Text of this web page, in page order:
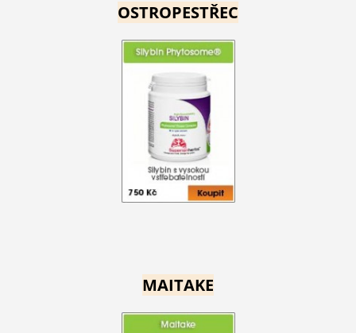
OSTROPESTŘEC
MAITAKE